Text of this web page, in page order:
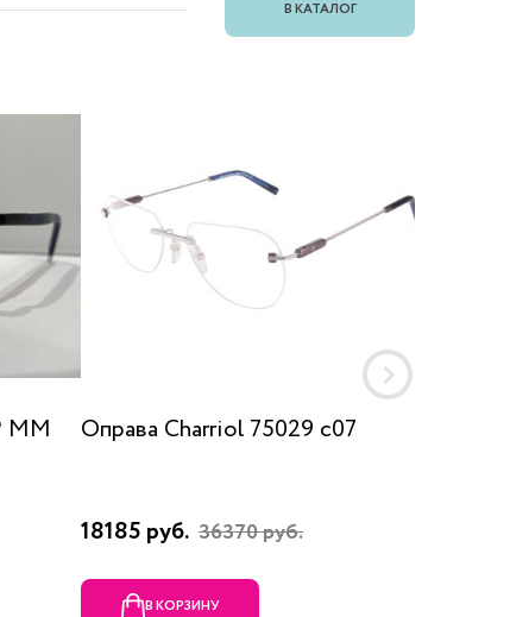
В КАТАЛОГ
MM
Оправа Charriol 75029 c07
18185 руб. 36370 руб.
В КОРЗИНУ